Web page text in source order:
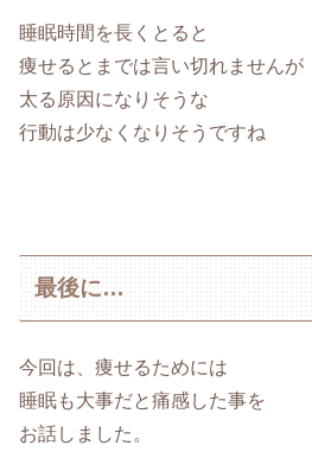
睡眠時間を長くとると
痩せるとまでは言い切れませんが
太る原因になりそうな
行動は少なくなりそうですね
最後に…
今回は、痩せるためには
睡眠も大事だと痛感した事を
お話しました。